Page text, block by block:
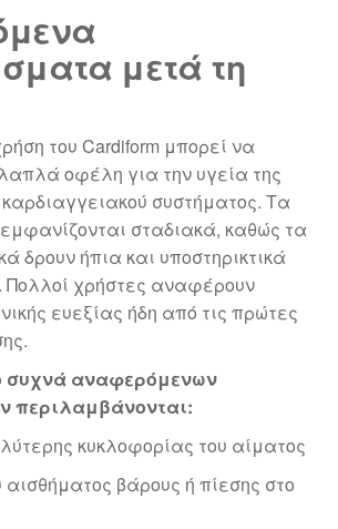
μετά τη
του Cardiform μπορεί να
οφέλη για την υγεία της
καρδιαγγειακού συστήματος. Τα
σταδιακά, καθώς τα
δρουν ήπια και υποστηρικτικά
Πολλοί χρήστες αναφέρουν
ευεξίας ήδη από τις πρώτες
συχνά αναφερόμενων
περιλαμβάνονται:
κυκλοφορίας του αίματος
βάρους ή πίεσης στο